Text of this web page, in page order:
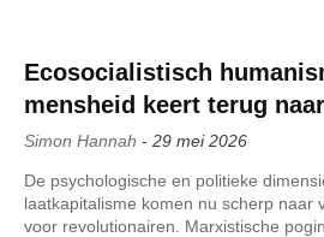
Ecosocialistisch
mensheid keert terug
Simon Hannah - 29 mei 2026
De psychologische en politieke
laatkapitalisme komen nu scherp naar
voor revolutionairen. Marxistische